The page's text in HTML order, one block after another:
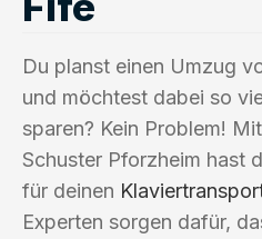
Du planst einen Umzug
und möchtest dabei so
sparen? Kein Problem!
Schuster Pforzheim hast
für deinen
Experten sorgen dafür,